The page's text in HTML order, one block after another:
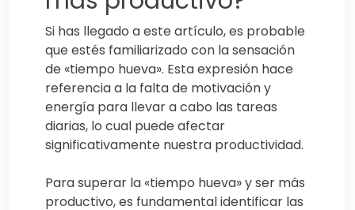
Si has llegado a este artículo, es probable
que estés familiarizado con la sensación
de «tiempo hueva». Esta expresión hace
referencia a la falta de motivación y
energía para llevar a cabo las tareas
diarias, lo cual puede afectar
significativamente nuestra productividad.
Para superar la «tiempo hueva» y ser más
productivo, es fundamental identificar las